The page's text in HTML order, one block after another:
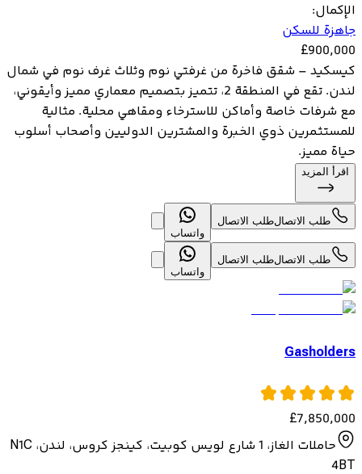
الإكمال:
جاهزة للسكن
£900,000
كيسكيد – شقق فاخرة من غرفتي نوم وثلاث غرف نوم في شمال
لندن. تقع في المنطقة 2، تتميز بتصميم معماري مميز وأيقوني،
مع شرفات خاصة وأماكن للاسترخاء ومقاهي محلية. مثالية
للمستثمرين ذوي الخبرة والمشترين الدوليين وأصحاب أسلوب
حياة مميز.
اقرأ المزيد
طلب الاتصالطلب الاتصال
واتساب
طلب الاتصالطلب الاتصال
واتساب
Gasholders
£7,850,000
حاملات الغاز، 1 شارع لويس كوبيت، كينجز كروس، لندن، N1C
4BT